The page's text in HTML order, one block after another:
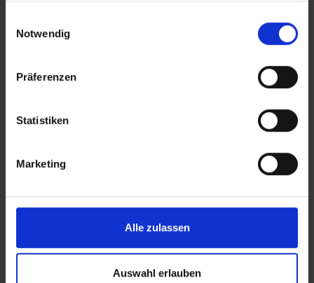
Notwendig
Präferenzen
Statistiken
Marketing
Alle zulassen
Auswahl erlauben
Lizenzero es la tienda online de licencias de
Lizenzero. La empresa permite a los minoristas
cumplir sus obligaciones en virtud de la Ley de
través del sitio web.
Úselo para su licencia de embalaje con el código